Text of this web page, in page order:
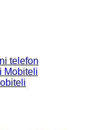
telefon
Mobiteli